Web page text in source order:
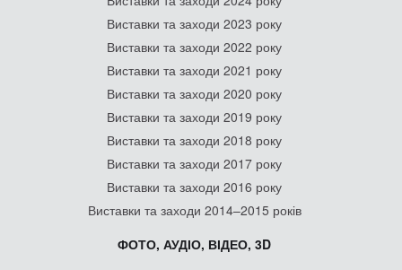
Виставки та заходи 2023 року
Виставки та заходи 2022 року
Виставки та заходи 2021 року
Виставки та заходи 2020 року
Виставки та заходи 2019 року
Виставки та заходи 2018 року
Виставки та заходи 2017 року
Виставки та заходи 2016 року
Виставки та заходи 2014–2015 років
ФОТО, АУДІО, ВІДЕО, 3D